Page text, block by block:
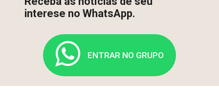
interese no WhatsApp.
ENTRAR NO GRUPO